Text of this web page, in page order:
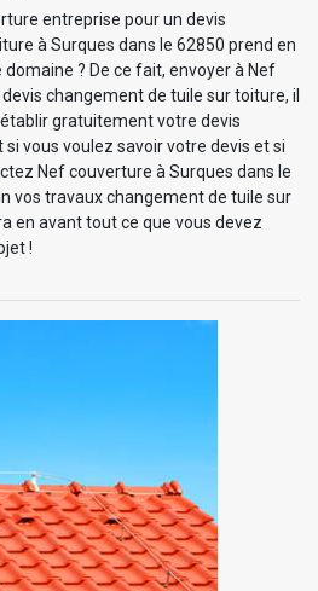
entreprise pour un devis
à Surques dans le 62850 prend en
? De ce fait, envoyer à Nef
changement de tuile sur toiture, il
gratuitement votre devis
vous voulez savoir votre devis et si
Nef couverture à Surques dans le
vos travaux changement de tuile sur
en avant tout ce que vous devez
!